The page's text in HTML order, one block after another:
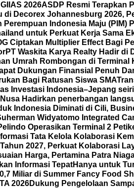
2026ASDP Resmi Terapkan
di Decorex Johannesburg 2026,
Perempuan Indonesia Maju
untuk Perkuat Kerja Sama
Ciptakan Multiplier Effect Bagi
PT Waskita Karya Realty Hadir
Umrah Rombongan di Terminal
Dukungan Finansial Penuh
Bagi Ratusan Siswa SMA
Investasi Indonesia–Jepang
Hadirkan penerbangan
Indonesia Diminati di Cili,
Widyatomo Integrated
Operasikan Terminal 2
Tata Kelola Kolaborasi
2027, Perkuat Kolaborasi
Harga, Pertamina Patra
Informasi TepatHanya untuk
Miliar di Summer Fancy Food
2026Dukung Pengelolaan